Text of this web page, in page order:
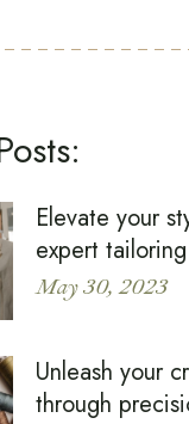
Elevate your
expert
May 30, 2023
Unleash your
through